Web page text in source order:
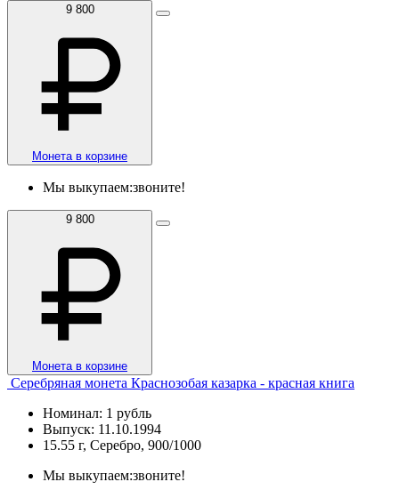
9 800
Монета в корзине
Мы выкупаем:звоните!
9 800
Монета в корзине
Серебряная монета Краснозобая казарка - красная книга
Номинал: 1 рубль
Выпуск: 11.10.1994
15.55 г, Серебро, 900/1000
Мы выкупаем:звоните!